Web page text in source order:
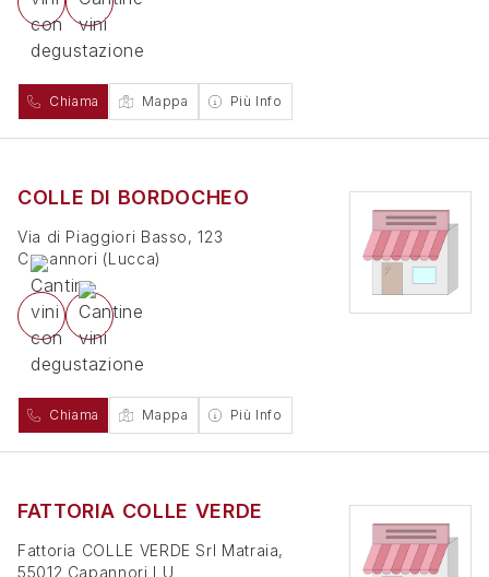
Chiama Mappa Più Info
COLLE DI BORDOCHEO
Via di Piaggiori Basso, 123
Capannori (Lucca)
Chiama Mappa Più Info
FATTORIA COLLE VERDE
Fattoria COLLE VERDE Srl Matraia,
55012 Capannori LU